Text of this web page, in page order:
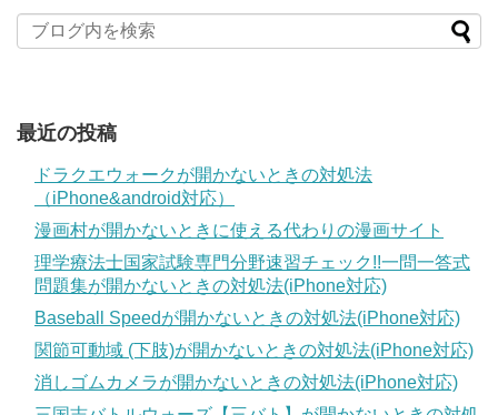
最近の投稿
ドラクエウォークが開かないときの対処法
（iPhone&android対応）
漫画村が開かないときに使える代わりの漫画サイト
理学療法士国家試験専門分野速習チェック!!一問一答式
問題集が開かないときの対処法(iPhone対応)
Baseball Speedが開かないときの対処法(iPhone対応)
関節可動域 (下肢)が開かないときの対処法(iPhone対応)
消しゴムカメラが開かないときの対処法(iPhone対応)